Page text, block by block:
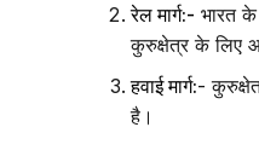
रेल मार्ग:- भारत
कुरुक्षेत्र के लिए
हवाई मार्ग:-
है।